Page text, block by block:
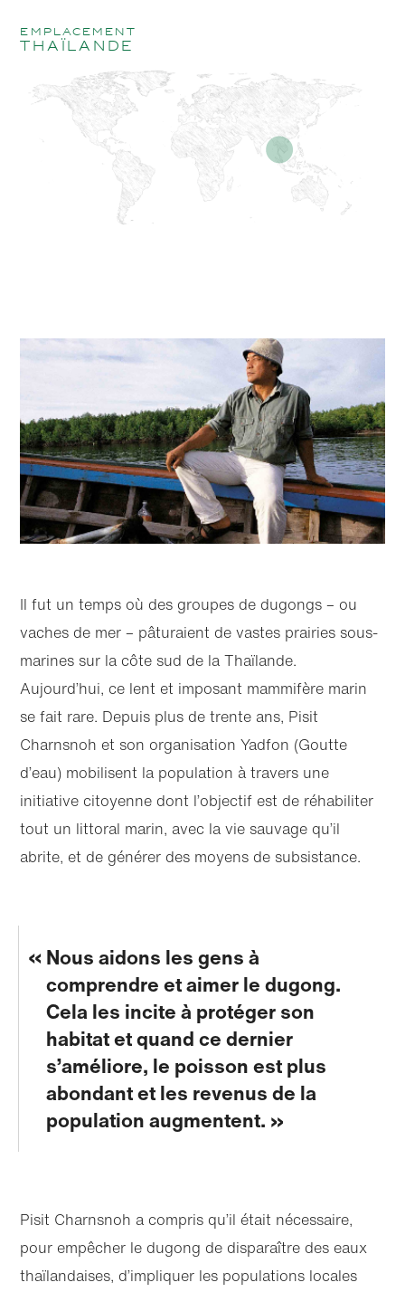
emplacement
Thaïlande
Il fut un temps où des groupes de dugongs – ou
vaches de mer – pâturaient de vastes prairies sous-
marines sur la côte sud de la Thaïlande.
Aujourd’hui, ce lent et imposant mammifère marin
se fait rare. Depuis plus de trente ans, Pisit
Charnsnoh et son organisation Yadfon (Goutte
d’eau) mobilisent la population à travers une
initiative citoyenne dont l’objectif est de réhabiliter
tout un littoral marin, avec la vie sauvage qu’il
abrite, et de générer des moyens de subsistance.
Nous aidons les gens à
comprendre et aimer le dugong.
Cela les incite à protéger son
habitat et quand ce dernier
s’améliore, le poisson est plus
abondant et les revenus de la
population augmentent.
Pisit Charnsnoh a compris qu’il était nécessaire,
pour empêcher le dugong de disparaître des eaux
thaïlandaises, d’impliquer les populations locales